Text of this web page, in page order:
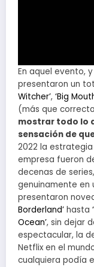
En aquel evento,
presentaron un
Witcher’, ‘Big
(más que
mostrar todo lo
sensación de
2022 la
empresa fueron
decenas de
genuinamente en
presentaron
Borderland’ hasta
Ocean’, sin dejar
espectacular, la
Netflix en el
cualquiera podía